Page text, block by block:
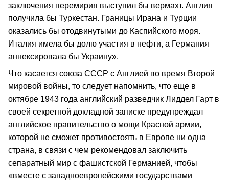
заключения перемирия выступил бы вермахт. Англия
получила бы Туркестан. Границы Ирана и Турции
оказались бы отодвинутыми до Каспийского моря.
Италия имела бы долю участия в нефти, а Германия
аннексировала бы Украину».
Что касается союза СССР с Англией во время Второй
мировой войны, то следует напомнить, что еще в
октябре 1943 года английский разведчик Лиддел Гарт в
своей секретной докладной записке предупреждал
английское правительство о мощи Красной армии,
которой не сможет противостоять в Европе ни одна
страна, в связи с чем рекомендовал заключить
сепаратный мир с фашистской Германией, чтобы
«вместе с западноевропейскими государствами